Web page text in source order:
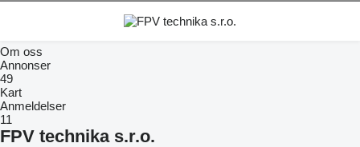
Om oss
Annonser
49
Kart
Anmeldelser
11
FPV technika s.r.o.